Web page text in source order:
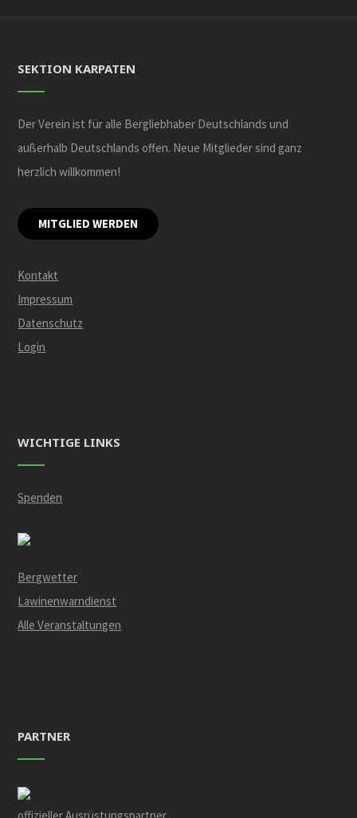
SEKTION KARPATEN
Der Verein ist für alle Bergliebhaber Deutschlands und
außerhalb Deutschlands offen. Neue Mitglieder sind ganz
herzlich willkommen!
MITGLIED WERDEN
Kontakt
Impressum
Datenschutz
Login
WICHTIGE LINKS
Spenden
Bergwetter
Lawinenwarndienst
Alle Veranstaltungen
PARTNER